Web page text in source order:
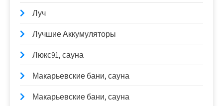
Луч
Лучшие Аккумуляторы
Люкс91, сауна
Макарьевские бани, сауна
Макарьевские бани, сауна